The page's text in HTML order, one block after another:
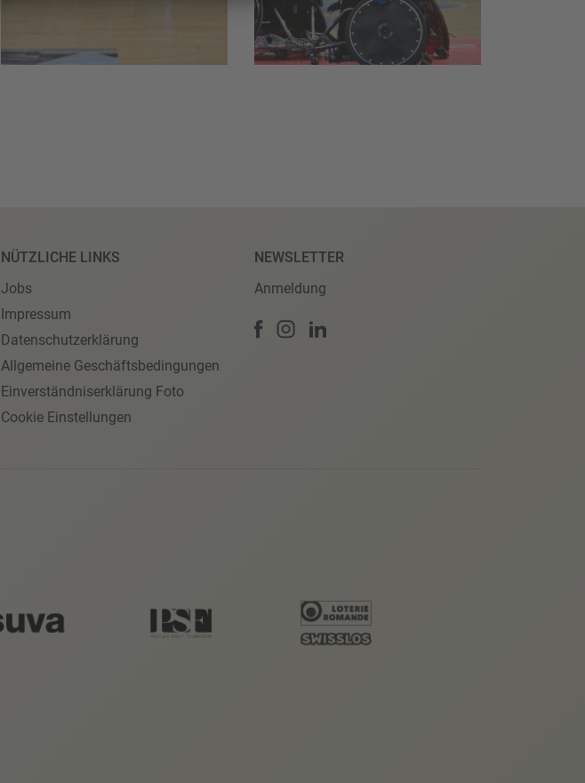
NÜTZLICHE LINKS
Jobs
Impressum
Datenschutzerklärung
Allgemeine Geschäftsbedingungen
Einverständniserklärung Foto
Cookie Einstellungen
NEWSLETTER
Anmeldung